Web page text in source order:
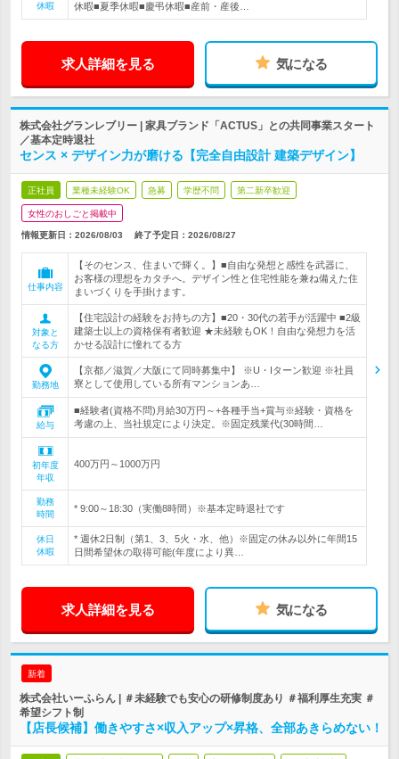
休暇
休暇■夏季休暇■慶弔休暇■産前・産後…
求人詳細を見る 気になる
株式会社グランレブリー | 家具ブランド「ACTUS」との共同事業スタート
／基本定時退社
センス × デザイン力が磨ける【完全自由設計 建築デザイン】
正社員 業種未経験OK 急募 学歴不問 第二新卒歓迎
女性のおしごと掲載中
情報更新日：2026/08/03 終了予定日： 2026/08/27
仕事内容
【そのセンス、住まいで輝く。】■自由な発想と感性を武器に、
お客様の理想をカタチへ。デザイン性と住宅性能を兼ね備えた住
まいづくりを手掛けます。
対象と
なる方
【住宅設計の経験をお持ちの方】■20・30代の若手が活躍中 ■2級
建築士以上の資格保有者歓迎 ★未経験もOK！自由な発想力を活
かせる設計に憧れてる方
勤務地
【京都／滋賀／大阪にて同時募集中】 ※U・Iターン歓迎 ※社員
寮として使用している所有マンションあ…
給与
■経験者(資格不問)月給30万円～+各種手当+賞与※経験・資格を
考慮の上、当社規定により決定。※固定残業代(30時間…
初年度
年収
400万円～1000万円
勤務
時間
* 9:00～18:30（実働8時間）※基本定時退社です
休日
休暇
* 週休2日制（第1、3、5火・水、他）※固定の休み以外に年間15
日間希望休の取得可能(年度により異…
求人詳細を見る 気になる
新着
株式会社いーふらん | ＃未経験でも安心の研修制度あり ＃福利厚生充実 ＃
希望シフト制
【店長候補】働きやすさ×収入アップ×昇格、全部あきらめない！